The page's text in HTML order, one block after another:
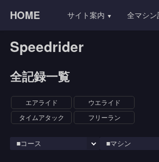
HOME サイト案内 全マシン
Speedrider
全記録一覧
エアライド
ウエライド
タイムアタック
フリーラン